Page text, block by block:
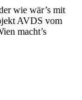
wie wär’s mit
AVDS vom
macht’s